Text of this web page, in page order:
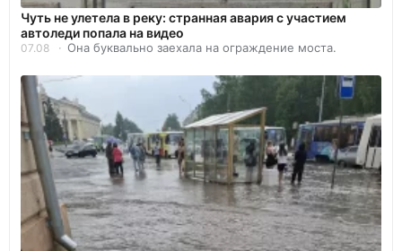
Чуть не улетела в реку: странная авария с участием
автоледи попала на видео
07.08 Она буквально заехала на ограждение моста.